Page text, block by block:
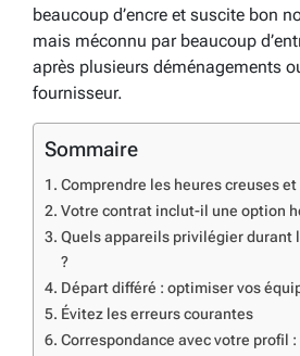
beaucoup d’encre et suscite bon
mais méconnu par beaucoup
après plusieurs déménagements
fournisseur.
Sommaire
Comprendre les heures creuses
Votre contrat inclut-il une option
Quels appareils privilégier durant
?
Départ différé : optimiser vos
Évitez les erreurs courantes
Correspondance avec votre profil